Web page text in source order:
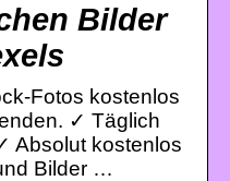
Bilder
Fotos kostenlos
✓ Täglich
Absolut kostenlos
Bilder …